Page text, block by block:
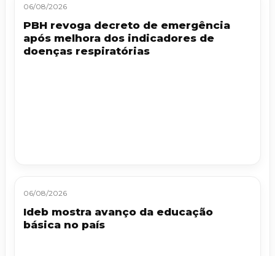
06/08/2026
PBH revoga decreto de emergência
após melhora dos indicadores de
doenças respiratórias
06/08/2026
Ideb mostra avanço da educação
básica no país